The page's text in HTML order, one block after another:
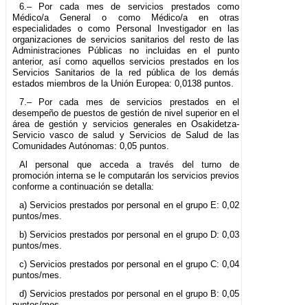
6.– Por cada mes de servicios prestados como
Médico/a General o como Médico/a en otras
especialidades o como Personal Investigador en las
organizaciones de servicios sanitarios del resto de las
Administraciones Públicas no incluidas en el punto
anterior, así como aquellos servicios prestados en los
Servicios Sanitarios de la red pública de los demás
estados miembros de la Unión Europea: 0,0138 puntos.
7.– Por cada mes de servicios prestados en el
desempeño de puestos de gestión de nivel superior en el
área de gestión y servicios generales en Osakidetza-
Servicio vasco de salud y Servicios de Salud de las
Comunidades Autónomas: 0,05 puntos.
Al personal que acceda a través del turno de
promoción interna se le computarán los servicios previos
conforme a continuación se detalla:
a) Servicios prestados por personal en el grupo E: 0,02
puntos/mes.
b) Servicios prestados por personal en el grupo D: 0,03
puntos/mes.
c) Servicios prestados por personal en el grupo C: 0,04
puntos/mes.
d) Servicios prestados por personal en el grupo B: 0,05